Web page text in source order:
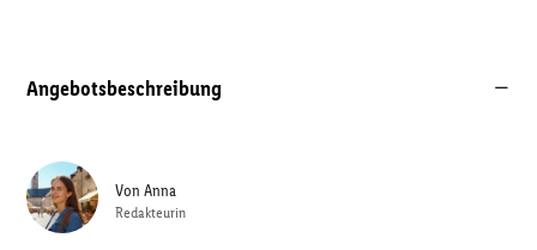
Angebotsbeschreibung
Von Anna
Redakteurin